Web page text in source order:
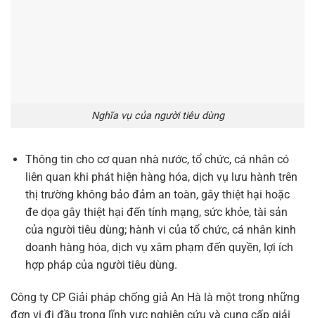
Nghĩa vụ của người tiêu dùng
Thông tin cho cơ quan nhà nước, tổ chức, cá nhân có
liên quan khi phát hiện hàng hóa, dịch vụ lưu hành trên
thị trường không bảo đảm an toàn, gây thiệt hại hoặc
đe dọa gây thiệt hại đến tính mạng, sức khỏe, tài sản
của người tiêu dùng; hành vi của tổ chức, cá nhân kinh
doanh hàng hóa, dịch vụ xâm phạm đến quyền, lợi ích
hợp pháp của người tiêu dùng.
Công ty CP Giải pháp chống giả An Hà là một trong những
đơn vị đi đầu trong lĩnh vực nghiên cứu và cung cấp giải